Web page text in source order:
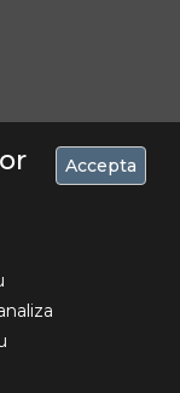
se vor
Accepta